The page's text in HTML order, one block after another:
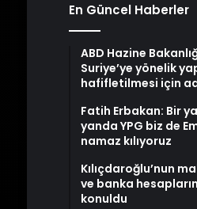
En Güncel Haberler
ABD Hazine
Suriye’ye yönelik
hafifletilmesi için
Fatih Erbakan: Bir
yanda YPG biz de
namaz kılıyoruz
Kılıçdaroğlu’nun
ve banka
konuldu